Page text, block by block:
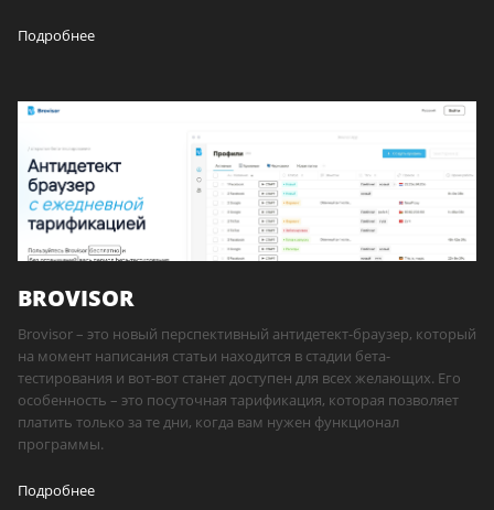
Подробнее
BROVISOR
Brovisor – это новый перспективный антидетект-браузер, который
на момент написания статьи находится в стадии бета-
тестирования и вот-вот станет доступен для всех желающих. Его
особенность – это посуточная тарификация, которая позволяет
платить только за те дни, когда вам нужен функционал
программы.
Подробнее